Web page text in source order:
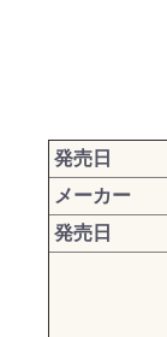
発売日
メーカー
発売日